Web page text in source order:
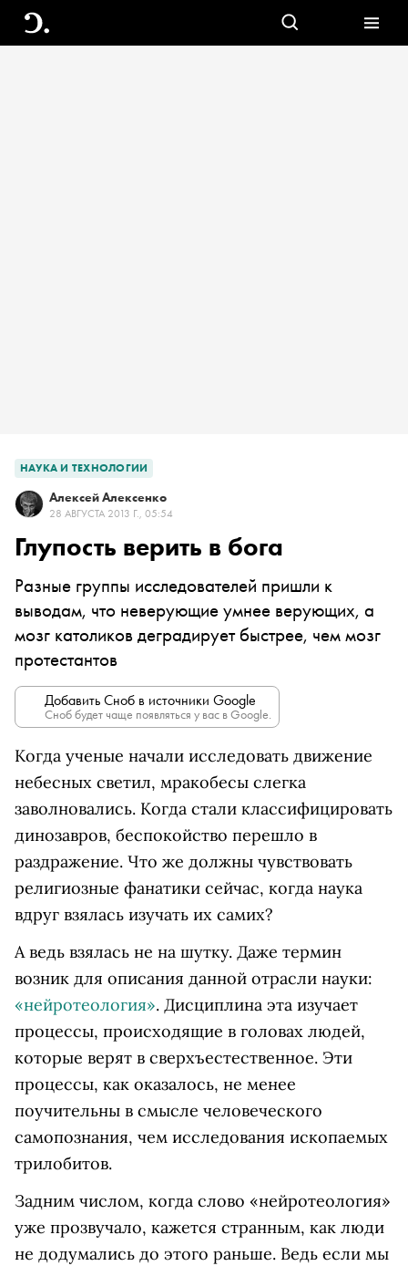
НАУКА И ТЕХНОЛОГИИ
Алексей Алексенко
28 АВГУСТА 2013 Г., 05:54
Глупость верить в бога
Разные группы исследователей пришли к
выводам, что неверующие умнее верующих, а
мозг католиков деградирует быстрее, чем мозг
протестантов
Добавить Сноб в источники Google
Сноб будет чаще появляться у вас в Google.
Когда ученые начали исследовать движение
небесных светил, мракобесы слегка
заволновались. Когда стали классифицировать
динозавров, беспокойство перешло в
раздражение. Что же должны чувствовать
религиозные фанатики сейчас, когда наука
вдруг взялась изучать их самих?
А ведь взялась не на шутку. Даже термин
возник для описания данной отрасли науки:
«нейротеология». Дисциплина эта изучает
процессы, происходящие в головах людей,
которые верят в сверхъестественное. Эти
процессы, как оказалось, не менее
поучительны в смысле человеческого
самопознания, чем исследования ископаемых
трилобитов.
Задним числом, когда слово «нейротеология»
уже прозвучало, кажется странным, как люди
не додумались до этого раньше. Ведь если мы